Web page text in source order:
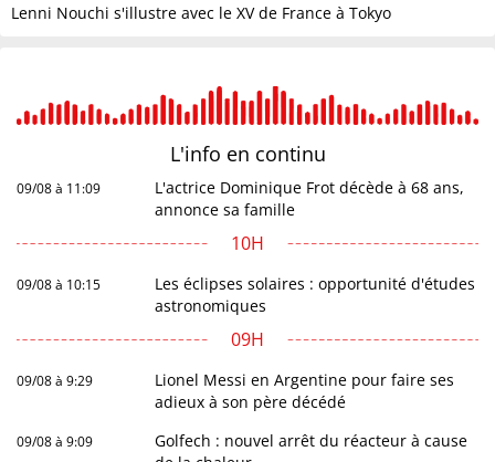
Lenni Nouchi s'illustre avec le XV de France à Tokyo
L'info en continu
09/08 à 11:09
L'actrice Dominique Frot décède à 68 ans,
annonce sa famille
10H
09/08 à 10:15
Les éclipses solaires : opportunité d'études
astronomiques
09H
09/08 à 9:29
Lionel Messi en Argentine pour faire ses
adieux à son père décédé
09/08 à 9:09
Golfech : nouvel arrêt du réacteur à cause